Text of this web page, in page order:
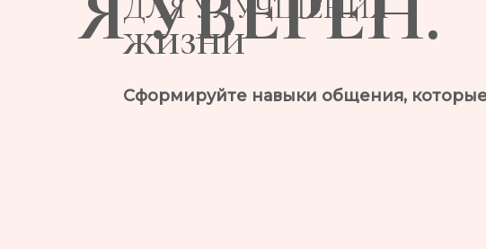
ДЛЯ УЛУЧШЕНИЯ
ЖИЗНИ
Сформируйте навыки общения, которые